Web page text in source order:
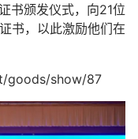
书颁发仪式，向21位
书，以此激励他们在
goods/show/87